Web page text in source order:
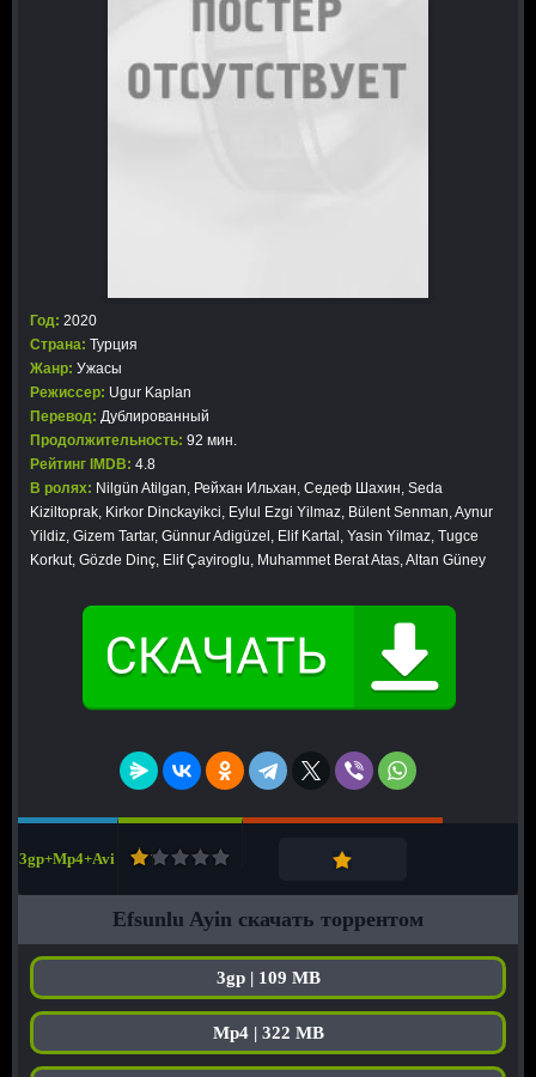
Год: 2020
Страна: Турция
Жанр: Ужасы
Режиссер: Ugur Kaplan
Перевод: Дублированный
Продолжительность: 92 мин.
Рейтинг IMDB: 4.8
В ролях: Nilgün Atilgan, Рейхан Ильхан, Седеф Шахин, Seda
Kiziltoprak, Kirkor Dinckayikci, Eylul Ezgi Yilmaz, Bülent Senman, Aynur
Yildiz, Gizem Tartar, Günnur Adigüzel, Elif Kartal, Yasin Yilmaz, Tugce
Korkut, Gözde Dinç, Elif Çayiroglu, Muhammet Berat Atas, Altan Güney
3gp+Mp4+Avi
Efsunlu Ayin скачать торрентом
3gp | 109 MB
Mp4 | 322 MB